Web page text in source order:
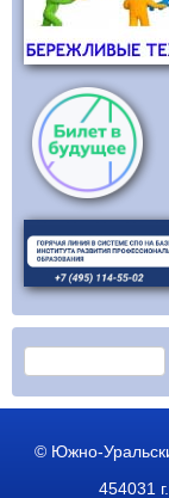
Форма поиска
Поиск
© Южно-
454031